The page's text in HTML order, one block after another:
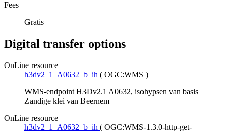
Fees
Gratis
Digital transfer options
OnLine resource
h3dv2_1_A0632_b_ih ( OGC:WMS )
WMS-endpoint H3Dv2.1 A0632, isohypsen van basis
Zandige klei van Beernem
OnLine resource
h3dv2_1_A0632_b_ih ( OGC:WMS-1.3.0-http-get-